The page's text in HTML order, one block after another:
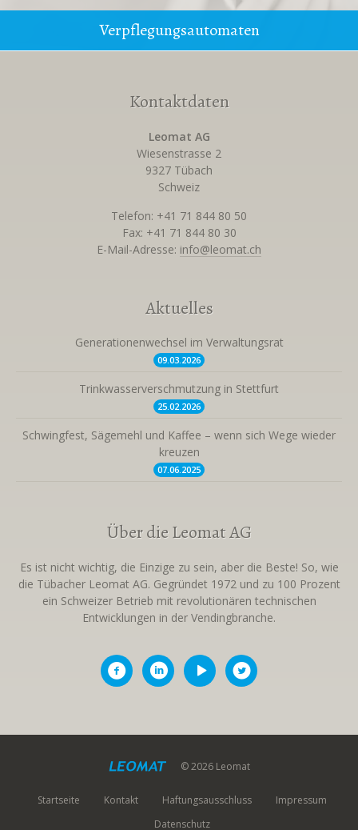
Verpflegungsautomaten
Kontaktdaten
Leomat AG
Wiesenstrasse 2
9327 Tübach
Schweiz
Telefon: +41 71 844 80 50
Fax: +41 71 844 80 30
E-Mail-Adresse: info@leomat.ch
Aktuelles
Generationenwechsel im Verwaltungsrat
09.03.2026
Trinkwasserverschmutzung in Stettfurt
25.02.2026
Schwingfest, Sägemehl und Kaffee – wenn sich Wege wieder
kreuzen
07.06.2025
Über die Leomat AG
Es ist nicht wichtig, die Einzige zu sein, aber die Beste! So, wie
die Tübacher Leomat AG. Gegründet 1972 und zu 100 Prozent
ein Schweizer Betrieb mit revolutionären technischen
Entwicklungen in der Vendingbranche.
© 2026 Leomat
Startseite Kontakt Haftungsausschluss
Impressum
Datenschutz